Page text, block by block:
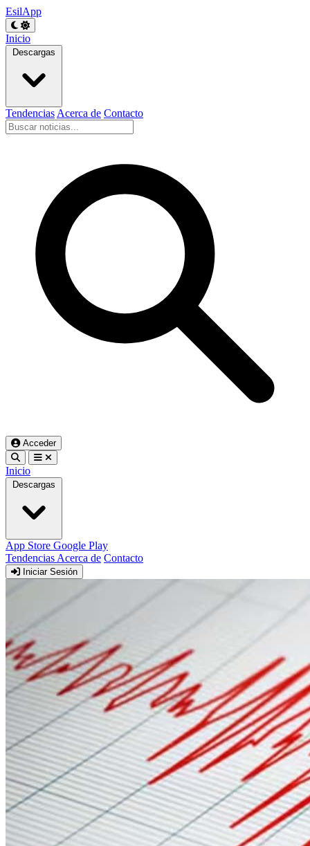
EsilApp
Inicio
Descargas
Tendencias Acerca de Contacto
Acceder
Inicio
Descargas
App Store Google Play
Tendencias Acerca de Contacto
Iniciar Sesión